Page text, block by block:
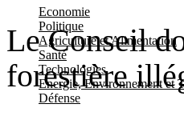
Economie
Politique
Agriculture et Alimentation
Santé
Technologies
Energie, Environnement et
Défense
Le Conseil
forestière